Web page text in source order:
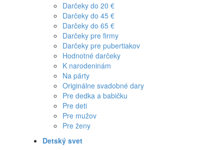
Darčeky do 20 €
Darčeky do 45 €
Darčeky do 65 €
Darčeky pre firmy
Darčeky pre pubertiakov
Hodnotné darčeky
K narodeninám
Na párty
Originálne svadobné dary
Pre dedka a babičku
Pre deti
Pre mužov
Pre ženy
Detský svet